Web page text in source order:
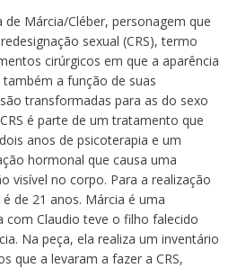
Márcia/Cléber, personagem que
sexual (CRS), termo
cirúrgicos em que a aparência
a função de suas
transformadas para as do sexo
é parte de um tratamento que
anos de psicoterapia e um
hormonal que causa uma
visível no corpo. Para a realização
de 21 anos. Márcia é uma
com Claudio teve o filho falecido
Na peça, ela realiza um inventário
que a levaram a fazer a CRS,